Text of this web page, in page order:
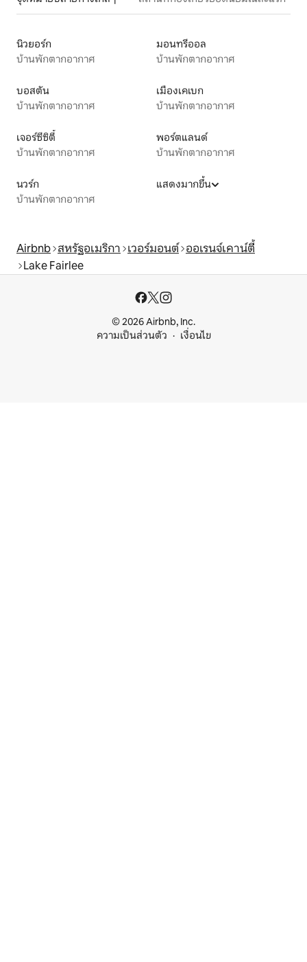
นิวยอร์ก
บ้านพักตากอากาศ
มอนทรีออล
บ้านพักตากอากาศ
บอสตัน
บ้านพักตากอากาศ
เมืองเคเบก
บ้านพักตากอากาศ
เจอร์ซีซิตี้
บ้านพักตากอากาศ
พอร์ตแลนด์
บ้านพักตากอากาศ
นวร์ก
บ้านพักตากอากาศ
แสดงมากขึ้น
Airbnb สหรัฐอเมริกา เวอร์มอนต์ ออเรนจ์เคาน์ตี้
Lake Fairlee
© 2026 Airbnb, Inc.
ความเป็นส่วนตัว
เงื่อนไข